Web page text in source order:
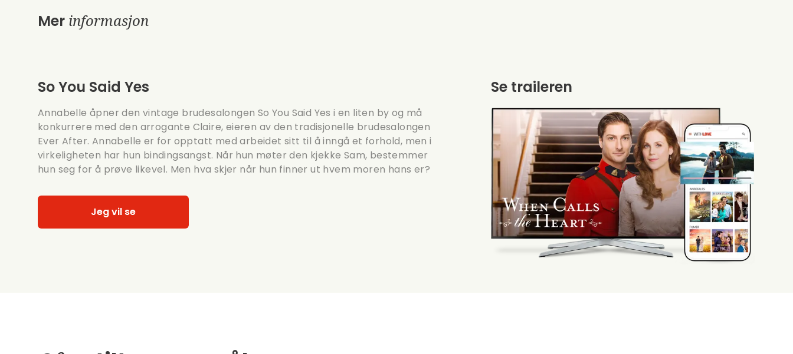
Mer informasjon
So You Said Yes
Annabelle åpner den vintage brudesalongen So You Said Yes i en liten by og må
konkurrere med den arrogante Claire, eieren av den tradisjonelle brudesalongen
Ever After. Annabelle er for opptatt med arbeidet sitt til å inngå et forhold, men i
virkeligheten har hun bindingsangst. Når hun møter den kjekke Sam, bestemmer
hun seg for å prøve likevel. Men hva skjer når hun finner ut hvem moren hans er?
Jeg vil se
Se traileren